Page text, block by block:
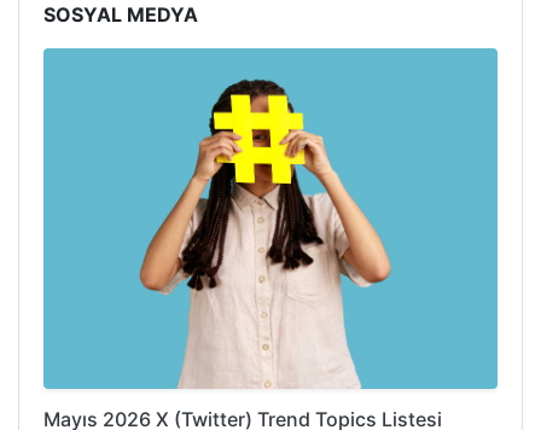
SOSYAL MEDYA
Mayıs 2026 X (Twitter) Trend Topics Listesi